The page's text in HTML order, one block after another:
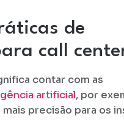
de
call
contar com as
artificial, por
precisão para os